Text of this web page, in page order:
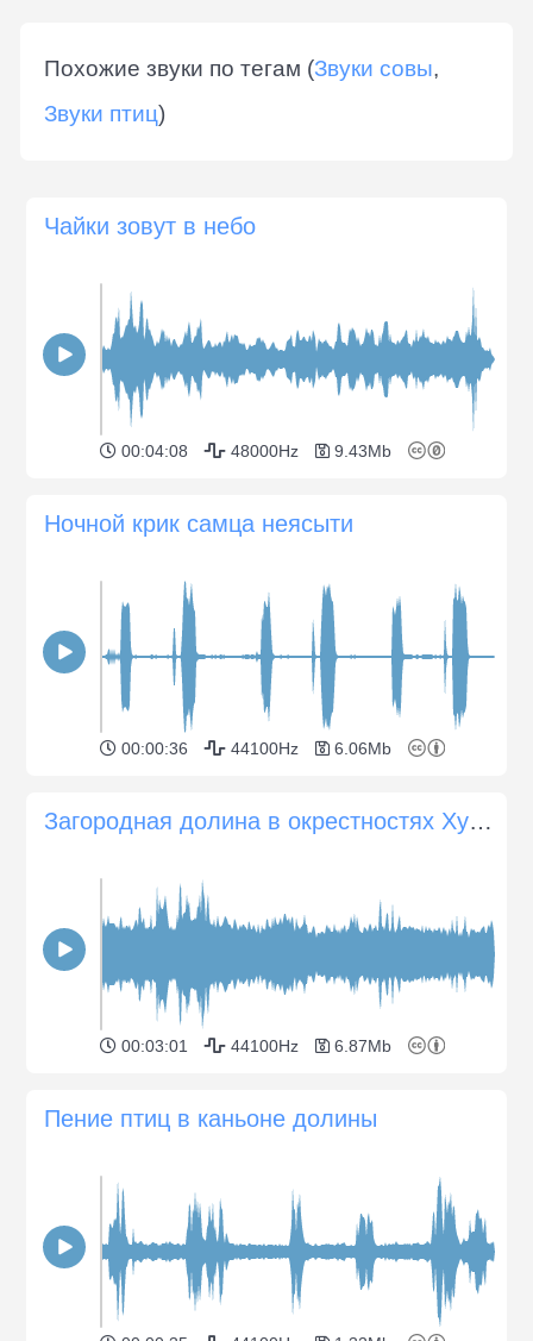
Похожие звуки по тегам (Звуки совы,
Звуки птиц)
Чайки зовут в небо
00:04:08 48000Hz 9.43Mb
Ночной крик самца неясыти
00:00:36 44100Hz 6.06Mb
Загородная долина в окрестностях Хункалильо
00:03:01 44100Hz 6.87Mb
Пение птиц в каньоне долины